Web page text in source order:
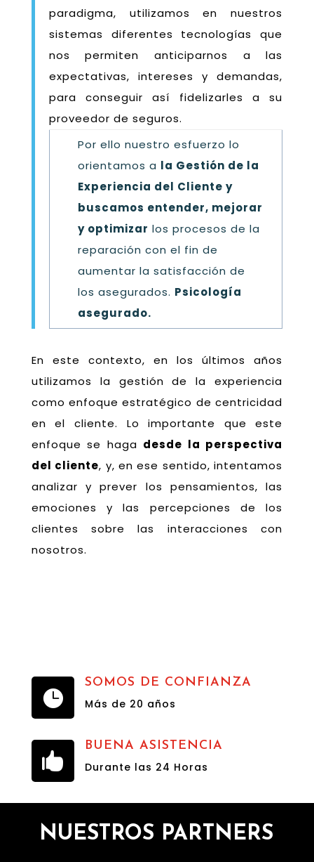
paradigma, utilizamos en nuestros
sistemas diferentes tecnologías que
nos permiten anticiparnos a las
expectativas, intereses y demandas,
para conseguir así fidelizarles a su
proveedor de seguros.
Por ello nuestro esfuerzo lo
orientamos a la Gestión de la
Experiencia del Cliente y
buscamos entender, mejorar
y optimizar los procesos de la
reparación con el fin de
aumentar la satisfacción de
los asegurados. Psicología
asegurado.
En este contexto, en los últimos años
utilizamos la gestión de la experiencia
como enfoque estratégico de centricidad
en el cliente. Lo importante que este
enfoque se haga desde la perspectiva
del cliente, y, en ese sentido, intentamos
analizar y prever los pensamientos, las
emociones y las percepciones de los
clientes sobre las interacciones con
nosotros.

SOMOS DE CONFIANZA
Más de 20 años

BUENA ASISTENCIA
Durante las 24 Horas
NUESTROS PARTNERS